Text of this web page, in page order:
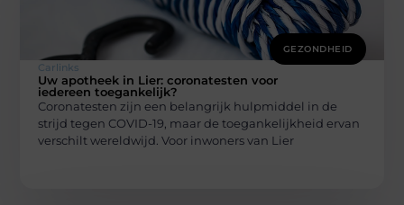
GEZONDHEID
Carlinks
Uw apotheek in Lier: coronatesten voor
iedereen toegankelijk?
Coronatesten zijn een belangrijk hulpmiddel in de
strijd tegen COVID-19, maar de toegankelijkheid ervan
verschilt wereldwijd. Voor inwoners van Lier